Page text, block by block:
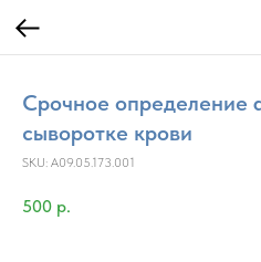
Срочное определение
сыворотке крови
SKU: A09.05.173.001
500 р.